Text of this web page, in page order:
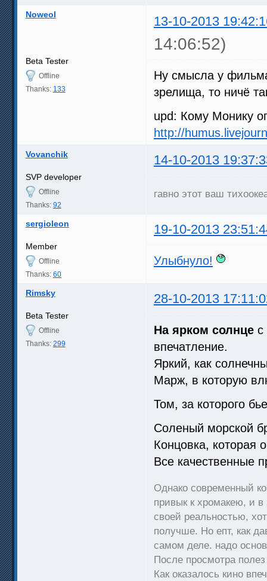
Noweol 13-10-2013
14:06:52)
Beta Tester
Offline
Thanks: 133
Ну смысла у
зрелища, то ничё
upd: Кому Монику
http://
Vovanchik 14-10-2013
SVP developer
Offline
Thanks: 92
гавно этот ваш
sergioleon 19-10-2013
Member
Offline
Thanks: 60
Улыбнуло!
Rimsky 28-10-2013
Beta Tester
Offline
Thanks: 299
На ярком солнце c
впечатление.
Яркий, как
Марж, в которую
Том, за которого
Соленый морской
Концовка, которая
Все качественные
Однако современный
привык к хромакею, и
своей реальностью,
получше. Но епт, как
самом деле. надо
После просмотра
Как оказалось кино